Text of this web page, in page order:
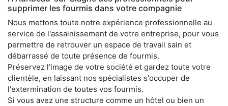
supprimer les fourmis dans votre compagnie
Nous mettons toute notre expérience professionnelle au
service de l'assainissement de votre entreprise, pour vous
permettre de retrouver un espace de travail sain et
débarrassé de toute présence de fourmis.
Préservez l'image de votre société et gardez toute votre
clientèle, en laissant nos spécialistes s'occuper de
l'extermination de toutes vos fourmis.
Si vous avez une structure comme un hôtel ou bien un